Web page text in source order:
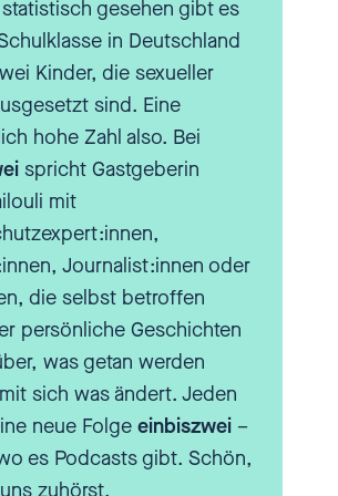
sind, eher ein Prozent
Wir wissen aber, dass
überwiegende
der Menschen
konsumiert. Das
anderen scheinen
eine Art von normalen
zu betreiben,
Konsum natürlich sehr,
sein kann,
von Länge oder
oder auch dem
was geschaut wird.
auch, ob es sich dabei
Material oder
gesehen gibt es
in Deutschland
Kinder, die sexueller
sind. Eine
hohe Zahl also. Bei
spricht Gastgeberin
mit
Journalist:innen oder
die selbst betroffen
persönliche Geschichten
was getan werden
sich was ändert. Jeden
neue Folge einbiszwei –
es Podcasts gibt. Schön,
zuhörst.